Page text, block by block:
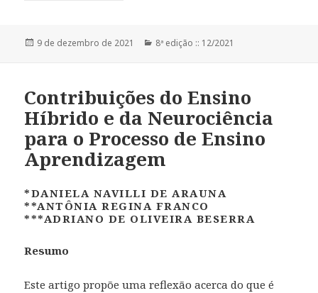
Publicado
9 de dezembro de 2021 Categorias
8ª edição :: 12/2021
Contribuições do Ensino
Híbrido e da Neurociência
para o Processo de Ensino
Aprendizagem
*DANIELA NAVILLI DE ARAUNA
**ANTÔNIA REGINA FRANCO
***ADRIANO DE OLIVEIRA BESERRA
Resumo
Este artigo propõe uma reflexão acerca do que é